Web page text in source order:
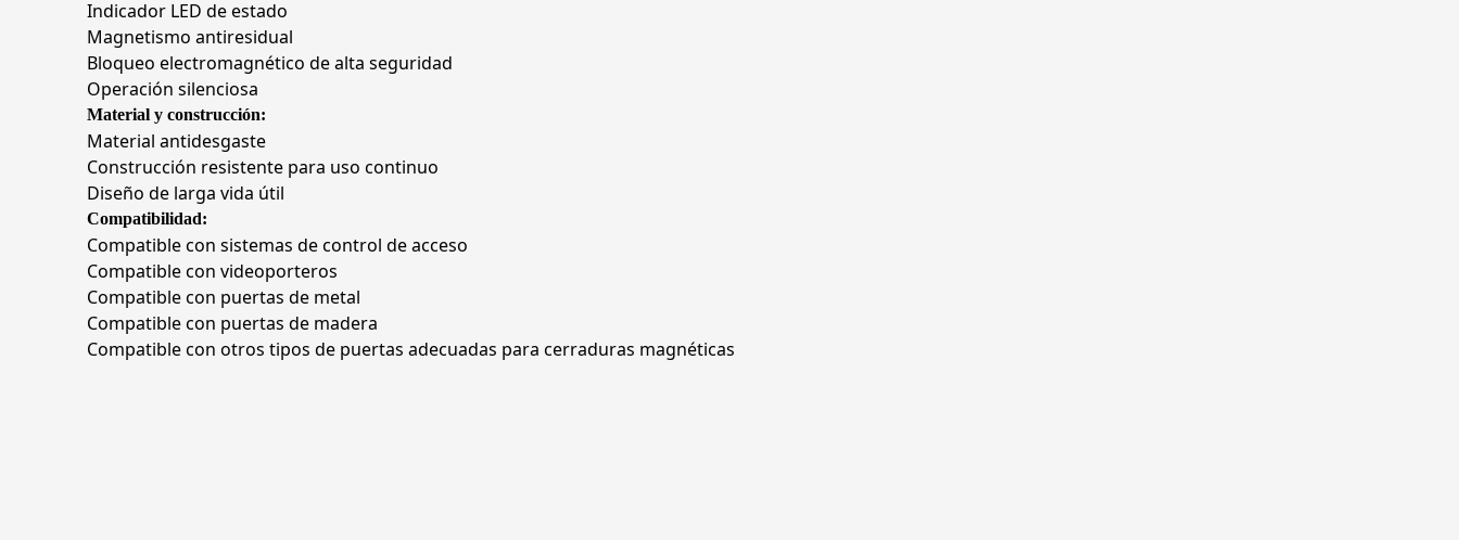
Indicador LED de estado
Magnetismo antiresidual
Bloqueo electromagnético de alta seguridad
Operación silenciosa
Material y construcción:
Material antidesgaste
Construcción resistente para uso continuo
Diseño de larga vida útil
Compatibilidad:
Compatible con sistemas de control de acceso
Compatible con videoporteros
Compatible con puertas de metal
Compatible con puertas de madera
Compatible con otros tipos de puertas adecuadas para cerraduras magnéticas